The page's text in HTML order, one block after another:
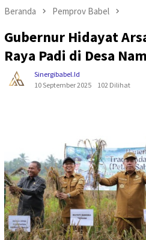
Beranda Pemprov Babel
Gubernur Hidayat
Raya Padi di Desa
Sinergibabel.id
10 September 2025
102 Dilihat